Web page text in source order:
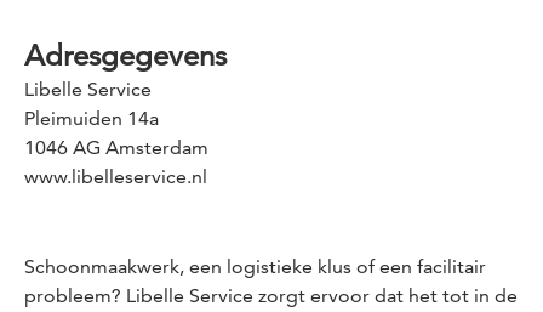
Adresgegevens
Libelle Service
Pleimuiden 14a
1046 AG Amsterdam
www.libelleservice.nl
Schoonmaakwerk, een logistieke klus of een facilitair
probleem? Libelle Service zorgt ervoor dat het tot in de